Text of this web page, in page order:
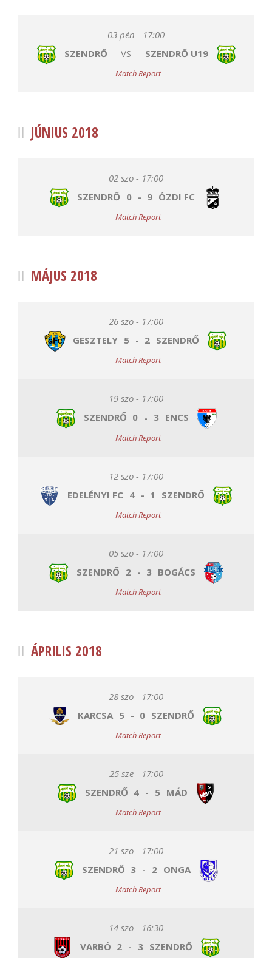
03 pén - 17:00
SZENDRŐ
VS SZENDRŐ U19
Match Report
JÚNIUS 2018
02 szo - 17:00
SZENDRŐ 0 - 9 ÓZDI FC
Match Report
MÁJUS 2018
26 szo - 17:00
GESZTELY 5 - 2 SZENDRŐ
Match Report
19 szo - 17:00
SZENDRŐ 0 - 3 ENCS
Match Report
12 szo - 17:00
EDELÉNYI FC 4 - 1 SZENDRŐ
Match Report
05 szo - 17:00
SZENDRŐ 2 - 3 BOGÁCS
Match Report
ÁPRILIS 2018
28 szo - 17:00
KARCSA 5 - 0 SZENDRŐ
Match Report
25 sze - 17:00
SZENDRŐ 4 - 5 MÁD
Match Report
21 szo - 17:00
SZENDRŐ 3 - 2 ONGA
Match Report
14 szo - 16:30
VARBÓ 2 - 3 SZENDRŐ